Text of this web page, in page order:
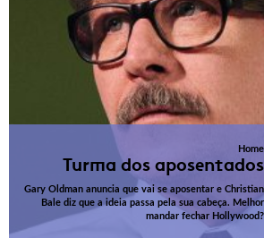
Home
Turma dos aposentados
Gary Oldman anuncia que vai se aposentar e Christian
Bale diz que a ideia passa pela sua cabeça. Melhor
mandar fechar Hollywood?